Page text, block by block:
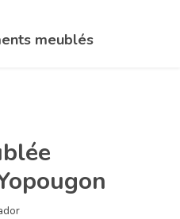
meublés